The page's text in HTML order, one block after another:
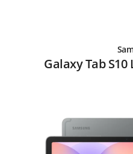
Galaxy Tab S10